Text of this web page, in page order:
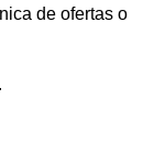
de ofertas o